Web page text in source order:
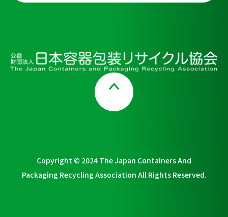
Copyright © 2024 The Japan Containers And
Packaging Recycling Association All Rights Reserved.